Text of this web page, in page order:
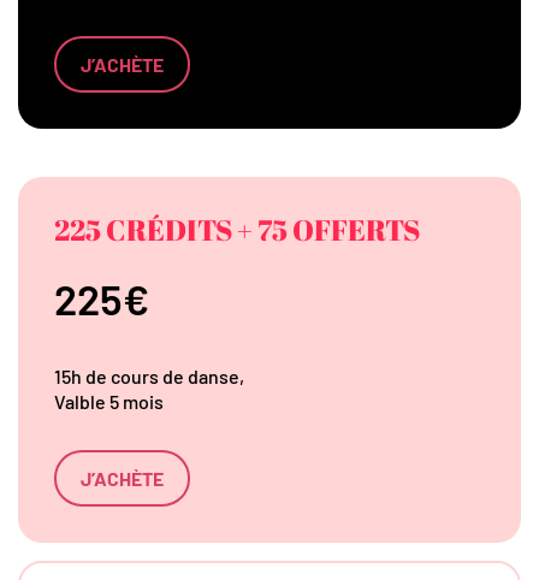
J’ACHÈTE
225 CRÉDITS + 75 OFFERTS
225€
15h de cours de danse,
Valble 5 mois
J’ACHÈTE